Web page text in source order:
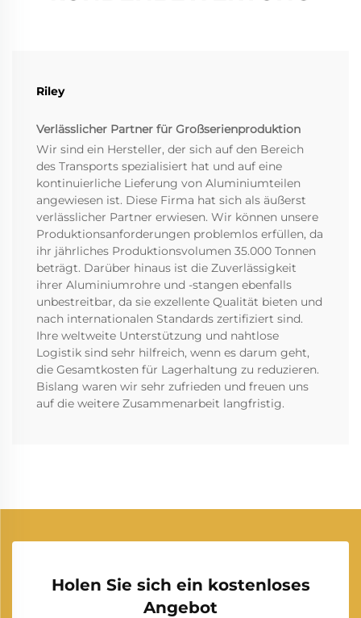
Riley
Verlässlicher Partner für Großserienproduktion
Wir sind ein Hersteller, der sich auf den Bereich
des Transports spezialisiert hat und auf eine
kontinuierliche Lieferung von Aluminiumteilen
angewiesen ist. Diese Firma hat sich als äußerst
verlässlicher Partner erwiesen. Wir können unsere
Produktionsanforderungen problemlos erfüllen, da
ihr jährliches Produktionsvolumen 35.000 Tonnen
beträgt. Darüber hinaus ist die Zuverlässigkeit
ihrer Aluminiumrohre und -stangen ebenfalls
unbestreitbar, da sie exzellente Qualität bieten und
nach internationalen Standards zertifiziert sind.
Ihre weltweite Unterstützung und nahtlose
Logistik sind sehr hilfreich, wenn es darum geht,
die Gesamtkosten für Lagerhaltung zu reduzieren.
Bislang waren wir sehr zufrieden und freuen uns
auf die weitere Zusammenarbeit langfristig.
Holen Sie sich ein kostenloses
Angebot